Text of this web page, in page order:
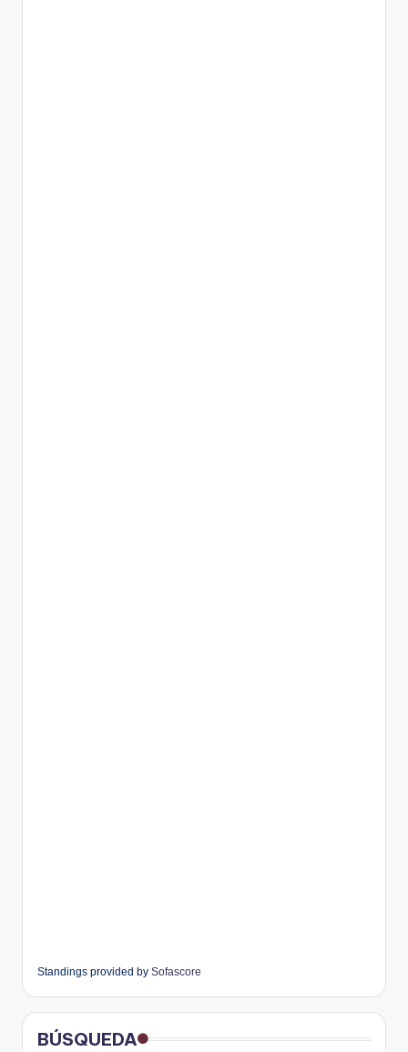
Standings provided by Sofascore
BÚSQUEDA